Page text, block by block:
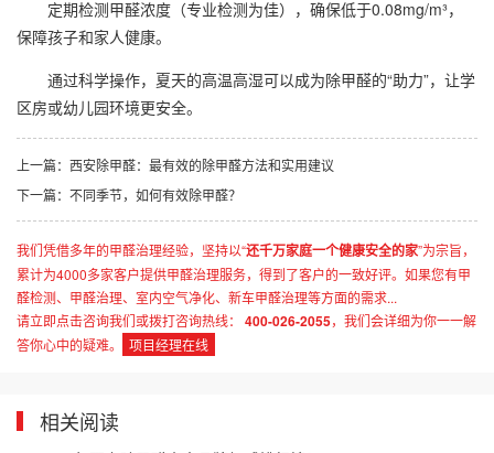
定期检测甲醛浓度（专业检测为佳），确保低于0.08mg/m³，
保障孩子和家人健康。
通过科学操作，夏天的高温高湿可以成为除甲醛的“助力”，让学
区房或幼儿园环境更安全。
上一篇： 西安除甲醛：最有效的除甲醛方法和实用建议
下一篇： 不同季节，如何有效除甲醛？
我们凭借多年的甲醛治理经验，坚持以“还千万家庭一个健康安全的家”为宗旨，
累计为4000多家客户提供甲醛治理服务，得到了客户的一致好评。如果您有甲
醛检测、甲醛治理、室内空气净化、新车甲醛治理等方面的需求...
请立即点击咨询我们或拨打咨询热线：
400-026-2055，我们会详细为你一一解
答你心中的疑难。
项目经理在线
相关阅读